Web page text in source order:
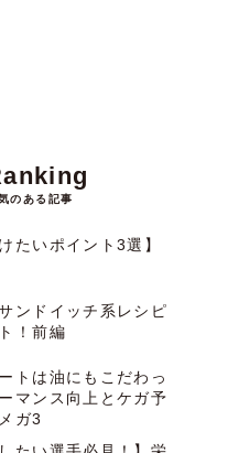
のある記事
たいポイント3選】
ンドイッチ系レシピ
！前編
トは油にもこだわっ
マンス向上とケガ予
ガ3